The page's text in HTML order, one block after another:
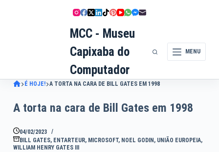
MCC - Museu
Capixaba do
Computador
MENU
É HOJE! A TORTA NA CARA DE BILL GATES EM 1998
A torta na cara de Bill Gates em 1998
04/02/2023
BILL GATES, ENTARTEUR, MICROSOFT, NOEL GODIN , UNIÃO EUROPEIA,
WILLIAM HENRY GATES III